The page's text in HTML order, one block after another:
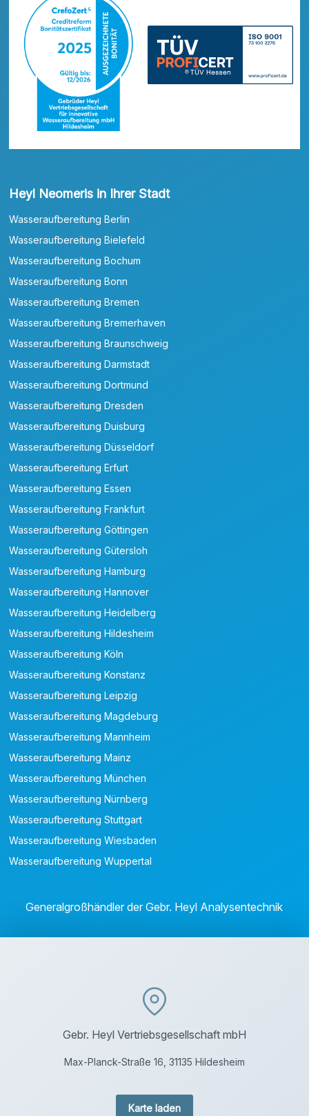
Heyl Neomeris in Ihrer Stadt
Wasseraufbereitung Berlin
Wasseraufbereitung Bielefeld
Wasseraufbereitung Bochum
Wasseraufbereitung Bonn
Wasseraufbereitung Bremen
Wasseraufbereitung Bremerhaven
Wasseraufbereitung Braunschweig
Wasseraufbereitung Darmstadt
Wasseraufbereitung Dortmund
Wasseraufbereitung Dresden
Wasseraufbereitung Duisburg
Wasseraufbereitung Düsseldorf
Wasseraufbereitung Erfurt
Wasseraufbereitung Essen
Wasseraufbereitung Frankfurt
Wasseraufbereitung Göttingen
Wasseraufbereitung Gütersloh
Wasseraufbereitung Hamburg
Wasseraufbereitung Hannover
Wasseraufbereitung Heidelberg
Wasseraufbereitung Hildesheim
Wasseraufbereitung Köln
Wasseraufbereitung Konstanz
Wasseraufbereitung Leipzig
Wasseraufbereitung Magdeburg
Wasseraufbereitung Mannheim
Wasseraufbereitung Mainz
Wasseraufbereitung München
Wasseraufbereitung Nürnberg
Wasseraufbereitung Stuttgart
Wasseraufbereitung Wiesbaden
Wasseraufbereitung Wuppertal
Generalgroßhändler der Gebr. Heyl Analysentechnik
Gebr. Heyl Vertriebsgesellschaft mbH
Max-Planck-Straße 16, 31135 Hildesheim
Karte laden